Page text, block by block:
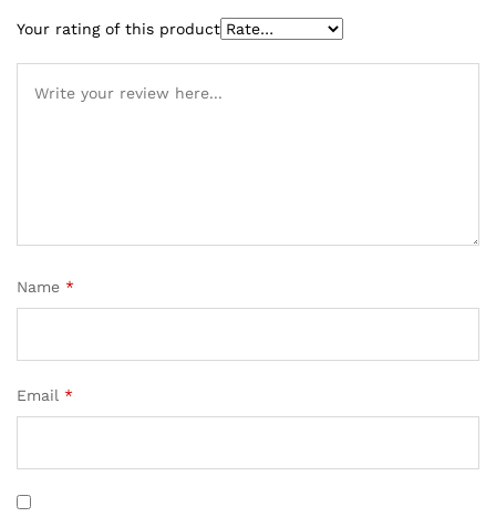
Your rating of this product
Name *
Email *